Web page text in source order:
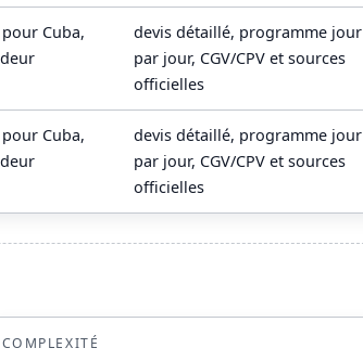
Cuba,
devis détaillé, programme jour
par jour, CGV/CPV et sources
officielles
Cuba,
devis détaillé, programme jour
par jour, CGV/CPV et sources
officielles
COMPLEXITÉ